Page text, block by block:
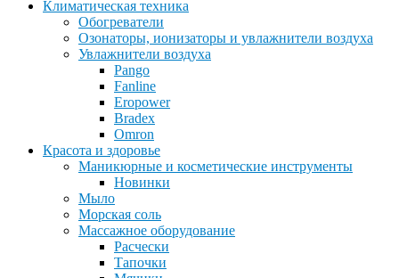
Климатическая техника
Обогреватели
Озонаторы, ионизаторы и увлажнители воздуха
Увлажнители воздуха
Pango
Fanline
Eropower
Bradex
Omron
Красота и здоровье
Маникюрные и косметические инструменты
Новинки
Мыло
Морская соль
Массажное оборудование
Расчески
Тапочки